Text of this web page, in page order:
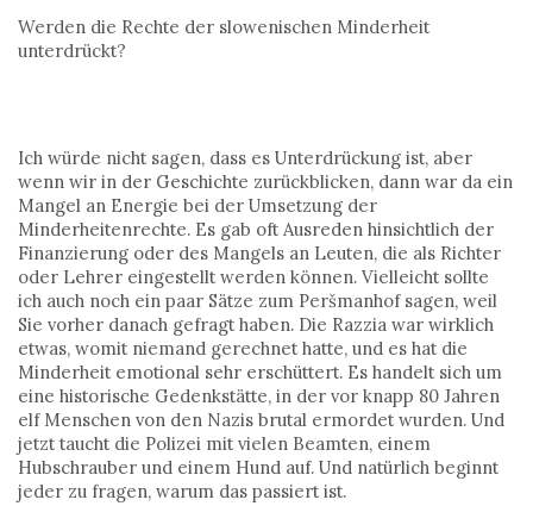
Werden die Rechte der slowenischen Minderheit
unterdrückt?
Ich würde nicht sagen, dass es Unterdrückung ist, aber
wenn wir in der Geschichte zurückblicken, dann war da ein
Mangel an Energie bei der Umsetzung der
Minderheitenrechte. Es gab oft Ausreden hinsichtlich der
Finanzierung oder des Mangels an Leuten, die als Richter
oder Lehrer eingestellt werden können. Vielleicht sollte
ich auch noch ein paar Sätze zum Peršmanhof sagen, weil
Sie vorher danach gefragt haben. Die Razzia war wirklich
etwas, womit niemand gerechnet hatte, und es hat die
Minderheit emotional sehr erschüttert. Es handelt sich um
eine historische Gedenkstätte, in der vor knapp 80 Jahren
elf Menschen von den Nazis brutal ermordet wurden. Und
jetzt taucht die Polizei mit vielen Beamten, einem
Hubschrauber und einem Hund auf. Und natürlich beginnt
jeder zu fragen, warum das passiert ist.